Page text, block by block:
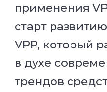
применения
старт
VPP, который
в духе
трендов